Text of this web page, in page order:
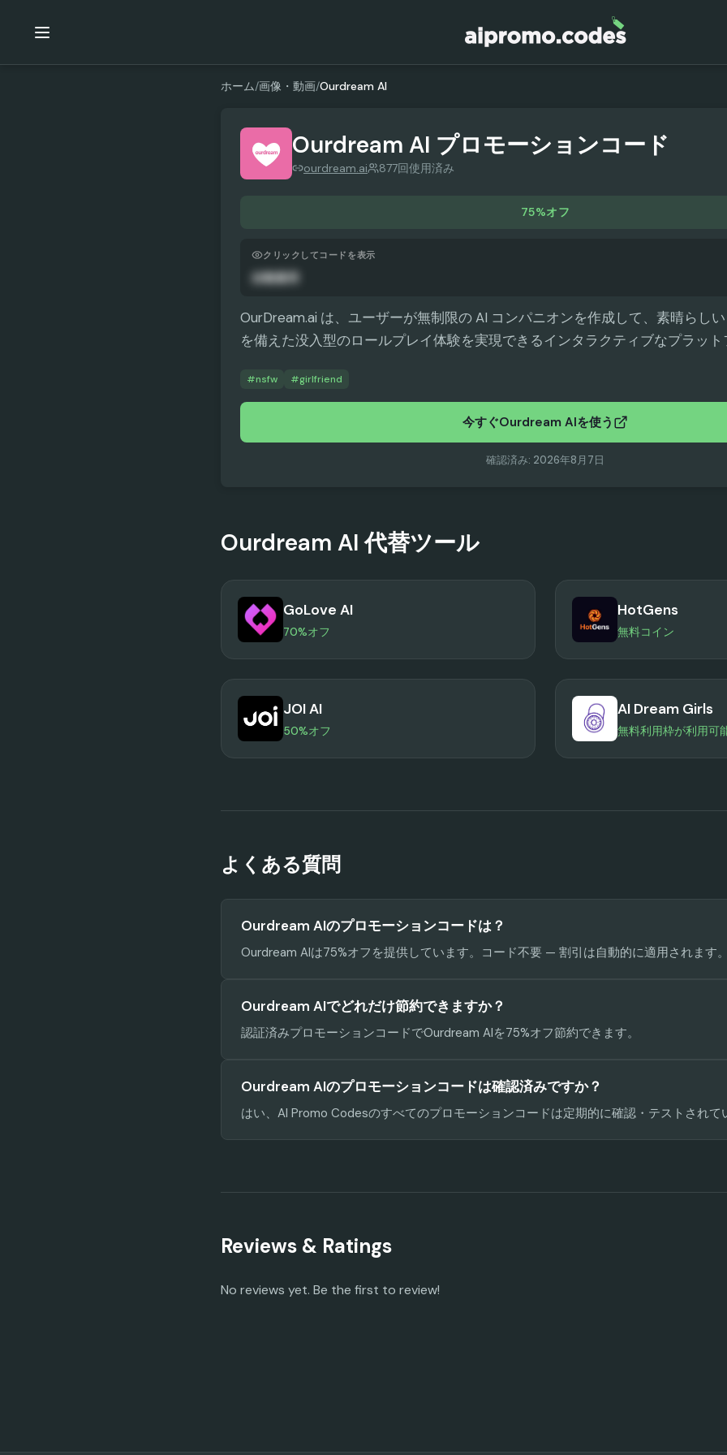
ホーム/画像・動画/Ourdream AI
Ourdream AI プロモーションコード
ourdream.ai 877回使用済み
75%オフ
クリックしてコードを表示
自動適用
OurDream.ai は、ユーザーが無制限の AI コンパニオンを作成して、素晴らし
を備えた没入型のロールプレイ体験を実現できるインタラクティブなプラッ
#nsfw #girlfriend
今すぐOurdream AIを使う
確認済み: 2026年8月7日
Ourdream AI 代替ツール
GoLove AI
70%オフ
HotGens
無料コイン
JOI AI
50%オフ
AI Dream Girls
無料利用枠が利用可
よくある質問
Ourdream AIのプロモーションコードは？
Ourdream AIは75%オフを提供しています。コード不要 — 割引は自動的に適用されます
Ourdream AIでどれだけ節約できますか？
認証済みプロモーションコードでOurdream AIを75%オフ節約できます。
Ourdream AIのプロモーションコードは確認済みですか？
はい、AI Promo Codesのすべてのプロモーションコードは定期的に確認・テストされて
Reviews & Ratings
No reviews yet. Be the first to review!